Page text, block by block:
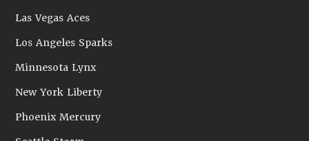
Las Vegas Aces
Los Angeles Sparks
Minnesota Lynx
New York Liberty
Phoenix Mercury